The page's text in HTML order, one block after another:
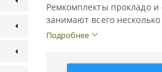
Ремкомплекты прокладо
занимают всего
оверолы от самих
"Оверол Кит" -
автомата. В него входят
Подробнее